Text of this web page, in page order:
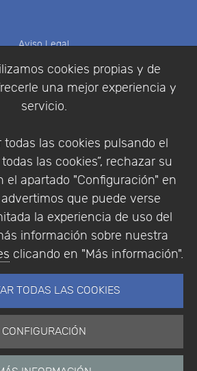
cookies propias y de
una mejor experiencia y
servicio.
todas las cookies pulsando el
las cookies”, rechazar su
el apartado "Configuración" en
que puede verse
la experiencia de uso del
información sobre nuestra
clicando en "Más información".
TODAS LAS COOKIES
CONFIGURACIÓN
Aviso Legal
de Privacidad
de compra
Identificarse
Legal| Política de Privacidad |
de Cookies
- 2026. Addlink Software
Científico, S.L.
Portugal.